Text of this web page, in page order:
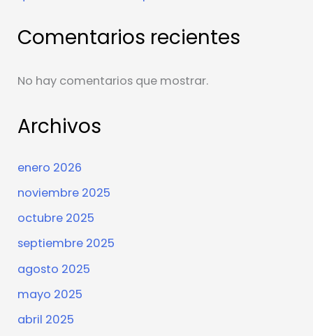
Comentarios recientes
No hay comentarios que mostrar.
Archivos
enero 2026
noviembre 2025
octubre 2025
septiembre 2025
agosto 2025
mayo 2025
abril 2025